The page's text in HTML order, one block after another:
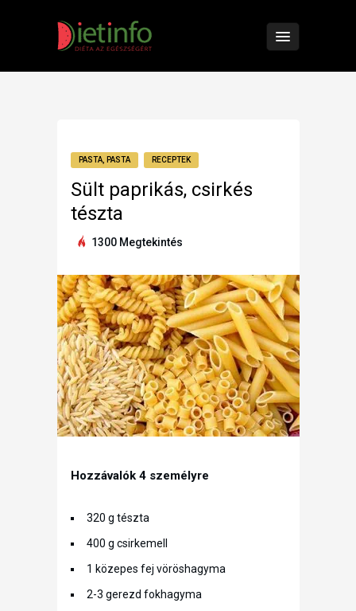
PASTA, PASTA RECEPTEK
Sült paprikás, csirkés
tészta
1300 Megtekintés
Hozzávalók 4 személyre
320 g tészta
400 g csirkemell
1 közepes fej vöröshagyma
2-3 gerezd fokhagyma